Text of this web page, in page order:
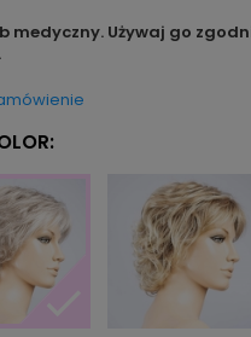
medyczny. Używaj go